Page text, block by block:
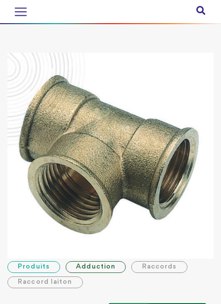
Produits Adduction Raccords
Raccord laiton